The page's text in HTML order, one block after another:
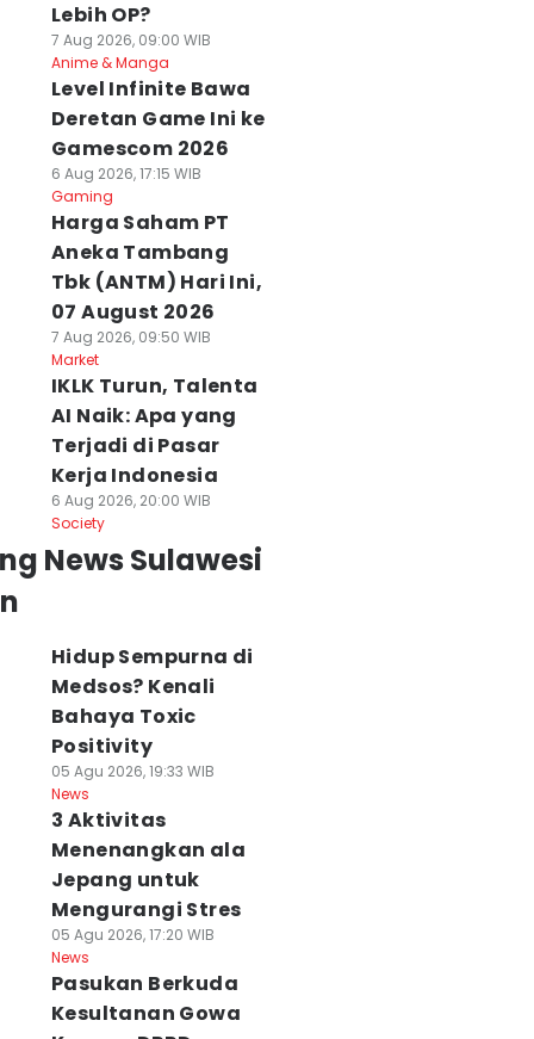
Lebih OP?
7 Aug 2026, 09:00 WIB
Anime & Manga
Level Infinite Bawa
Deretan Game Ini ke
Gamescom 2026
6 Aug 2026, 17:15 WIB
Gaming
Harga Saham PT
Aneka Tambang
Tbk (ANTM) Hari Ini,
07 August 2026
7 Aug 2026, 09:50 WIB
Market
IKLK Turun, Talenta
AI Naik: Apa yang
Terjadi di Pasar
Kerja Indonesia
6 Aug 2026, 20:00 WIB
Society
News Sulawesi
Hidup Sempurna di
Medsos? Kenali
Bahaya Toxic
Positivity
05 Agu 2026, 19:33 WIB
News
3 Aktivitas
Menenangkan ala
Jepang untuk
Mengurangi Stres
05 Agu 2026, 17:20 WIB
News
Pasukan Berkuda
Kesultanan Gowa